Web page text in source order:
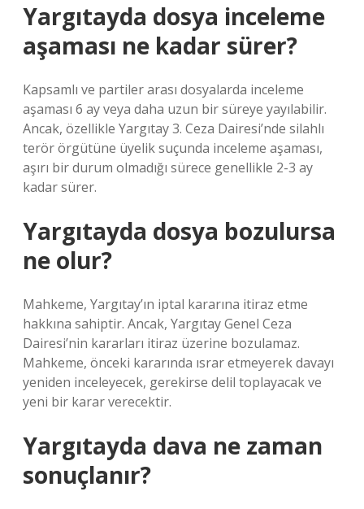
Yargıtayda dosya inceleme
aşaması ne kadar sürer?
Kapsamlı ve partiler arası dosyalarda inceleme
aşaması 6 ay veya daha uzun bir süreye yayılabilir.
Ancak, özellikle Yargıtay 3. Ceza Dairesi’nde silahlı
terör örgütüne üyelik suçunda inceleme aşaması,
aşırı bir durum olmadığı sürece genellikle 2-3 ay
kadar sürer.
Yargıtayda dosya bozulursa
ne olur?
Mahkeme, Yargıtay’ın iptal kararına itiraz etme
hakkına sahiptir. Ancak, Yargıtay Genel Ceza
Dairesi’nin kararları itiraz üzerine bozulamaz.
Mahkeme, önceki kararında ısrar etmeyerek davayı
yeniden inceleyecek, gerekirse delil toplayacak ve
yeni bir karar verecektir.
Yargıtayda dava ne zaman
sonuçlanır?